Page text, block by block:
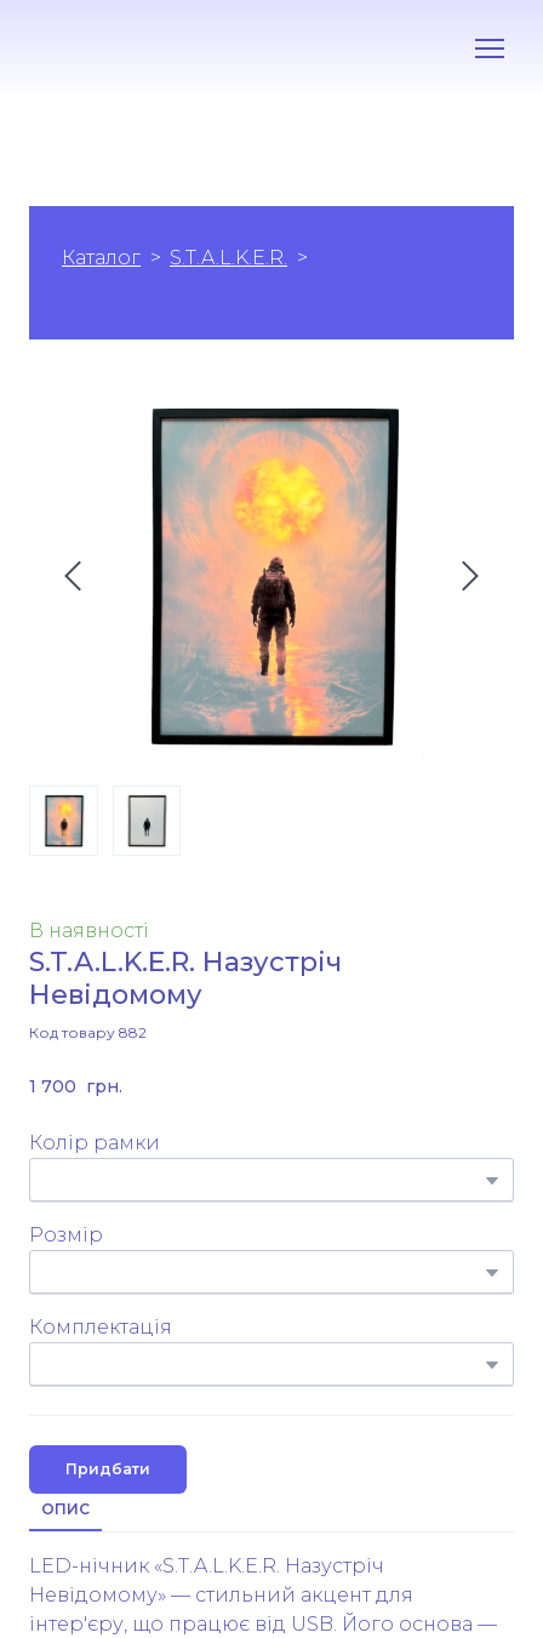
Каталог S.T.A.L.K.E.R.
В наявності
S.T.A.L.K.E.R. Назустріч
Невідомому
Код товару 882
1 700  грн.
Колір рамки
Розмір
Комплектація
Придбати
ОПИС
LED-нічник «S.T.A.L.K.E.R. Назустріч
Невідомому» — стильний акцент для
інтер'єру, що працює від USB. Його основа —